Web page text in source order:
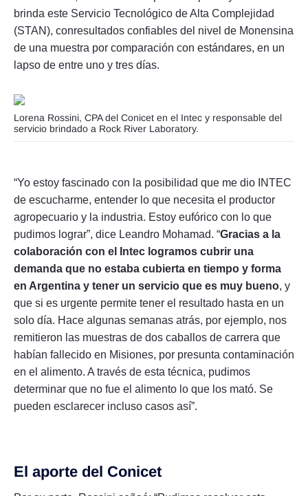
brinda este Servicio Tecnológico de Alta Complejidad
(STAN), conresultados confiables del nivel de Monensina
de una muestra por comparación con estándares, en un
lapso de entre uno y tres días.
Lorena Rossini, CPA del Conicet en el Intec y responsable del
servicio brindado a Rock River Laboratory.
“Yo estoy fascinado con la posibilidad que me dio INTEC
de escucharme, entender lo que necesita el productor
agropecuario y la industria. Estoy eufórico con lo que
pudimos lograr”, dice Leandro Mohamad. “Gracias a la
colaboración con el Intec logramos cubrir una
demanda que no estaba cubierta en tiempo y forma
en Argentina y tener un servicio que es muy bueno, y
que si es urgente permite tener el resultado hasta en un
solo día. Hace algunas semanas atrás, por ejemplo, nos
remitieron las muestras de dos caballos de carrera que
habían fallecido en Misiones, por presunta contaminación
en el alimento. A través de esta técnica, pudimos
determinar que no fue el alimento lo que los mató. Se
pueden esclarecer incluso casos así”.
El aporte del Conicet